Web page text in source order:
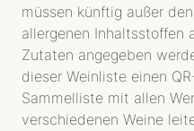
müssen künftig außer
allergenen Inhaltsstoffen
Zutaten angegeben
dieser Weinliste einen
Sammelliste mit allen
verschiedenen Weine